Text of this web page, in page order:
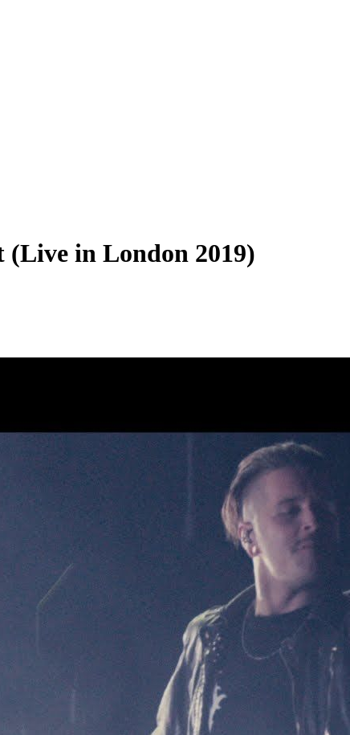
(Live in London 2019)